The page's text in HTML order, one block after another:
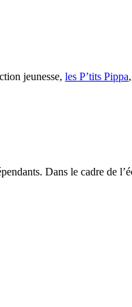
jeunesse, les P’tits Pippa
Dans le cadre de